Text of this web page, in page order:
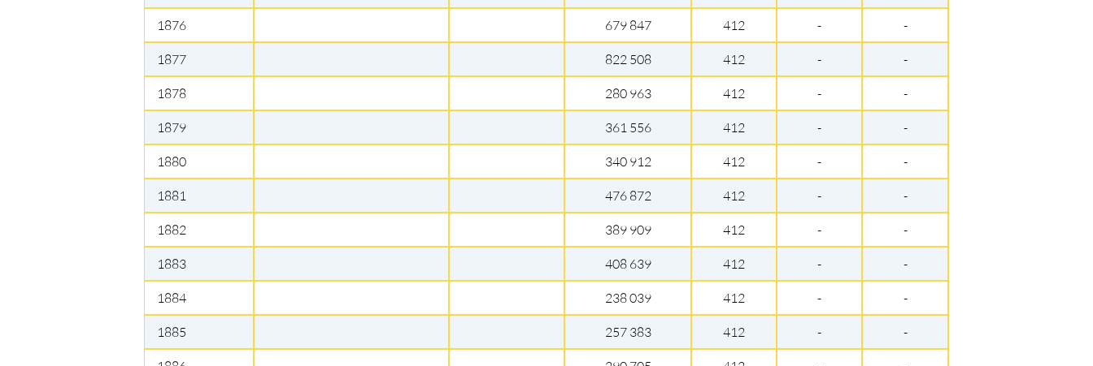
1876 679 847 412 - -
1877 822 508 412 - -
1878 280 963 412 - -
1879 361 556 412 - -
1880 340 912 412 - -
1881 476 872 412 - -
1882 389 909 412 - -
1883 408 639 412 - -
1884 238 039 412 - -
1885 257 383 412 - -